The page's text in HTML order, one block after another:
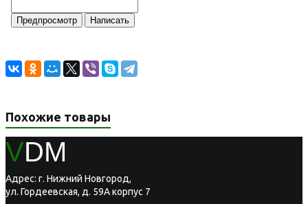
Похожие товары
VDM
Адрес: г. Нижний Новгород,
ул. Гордеевская, д. 59А корпус 7